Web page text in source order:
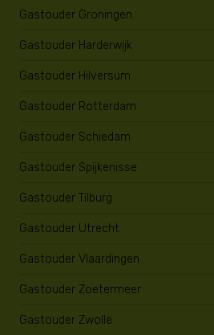
Gastouder Groningen
Gastouder Harderwijk
Gastouder Hilversum
Gastouder Rotterdam
Gastouder Schiedam
Gastouder Spijkenisse
Gastouder Tilburg
Gastouder Utrecht
Gastouder Vlaardingen
Gastouder Zoetermeer
Gastouder Zwolle